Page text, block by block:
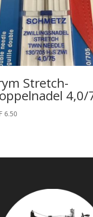
Stretch-
4,0/
6.50